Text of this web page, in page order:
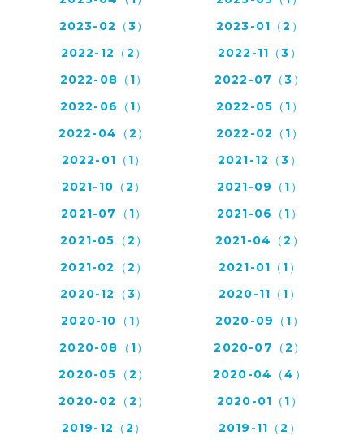
2023-02（3）
2023-01（2）
2022-12（2）
2022-11（3）
2022-08（1）
2022-07（3）
2022-06（1）
2022-05（1）
2022-04（2）
2022-02（1）
2022-01（1）
2021-12（3）
2021-10（2）
2021-09（1）
2021-07（1）
2021-06（1）
2021-05（2）
2021-04（2）
2021-02（2）
2021-01（1）
2020-12（3）
2020-11（1）
2020-10（1）
2020-09（1）
2020-08（1）
2020-07（2）
2020-05（2）
2020-04（4）
2020-02（2）
2020-01（1）
2019-12（2）
2019-11（2）